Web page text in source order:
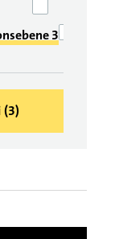
3
(3)